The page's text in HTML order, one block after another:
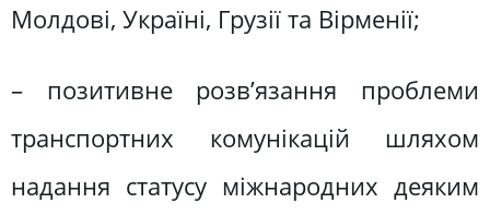
Молдові, Україні, Грузії та Вірменії;
– позитивне розв’язання проблеми
транспортних комунікацій шляхом
надання статусу міжнародних деяким